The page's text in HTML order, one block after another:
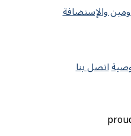
والإستضافة
اتصل بنا